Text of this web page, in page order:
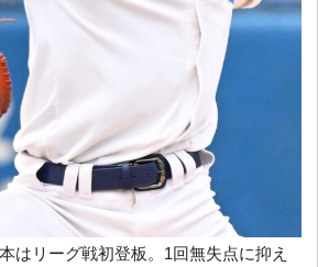
はリーグ戦初登板。1回無失点に抑え